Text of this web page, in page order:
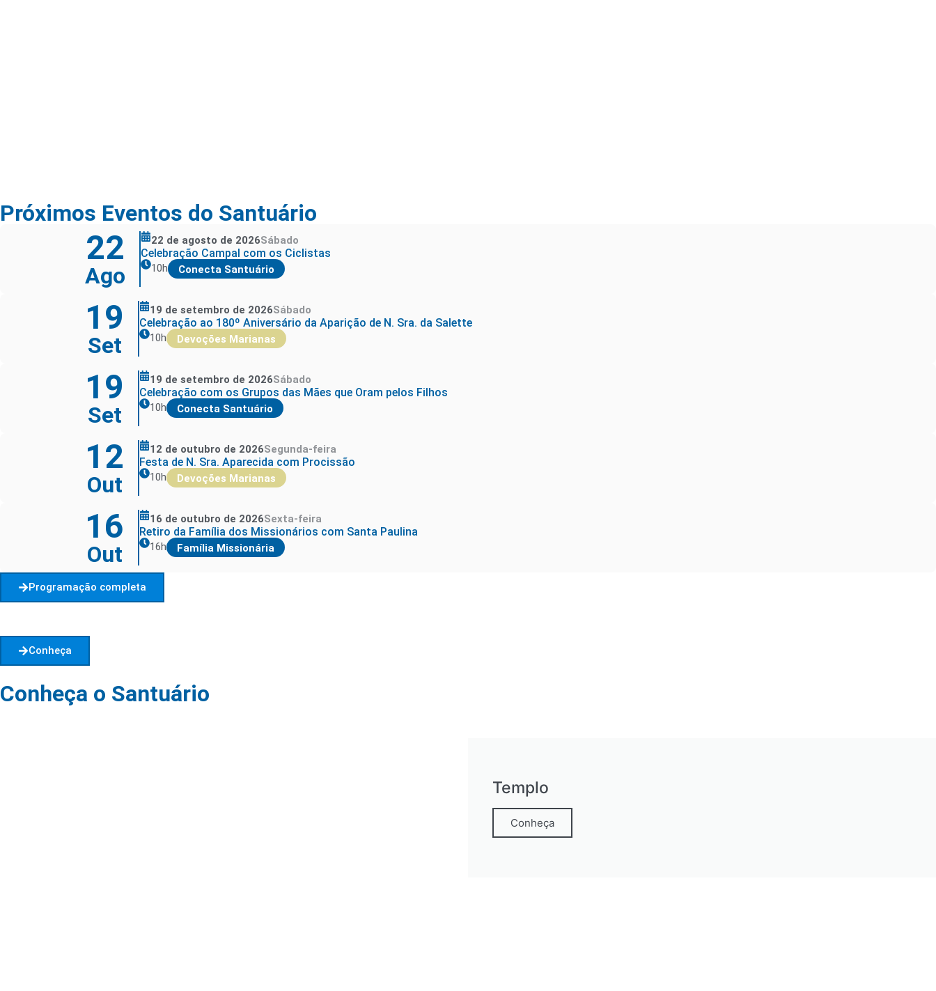
Próximos Eventos do Santuário
22
Ago
22 de agosto de 2026Sábado
Celebração Campal com os Ciclistas
10h Conecta Santuário
19
Set
19 de setembro de 2026Sábado
Celebração ao 180º Aniversário da Aparição de N. Sra. da Salette
10h Devoções Marianas
19
Set
19 de setembro de 2026Sábado
Celebração com os Grupos das Mães que Oram pelos Filhos
10h Conecta Santuário
12
Out
12 de outubro de 2026Segunda-feira
Festa de N. Sra. Aparecida com Procissão
10h Devoções Marianas
16
Out
16 de outubro de 2026Sexta-feira
Retiro da Família dos Missionários com Santa Paulina
16h Família Missionária
Programação completa
Conheça
Conheça o Santuário
Templo
Conheça